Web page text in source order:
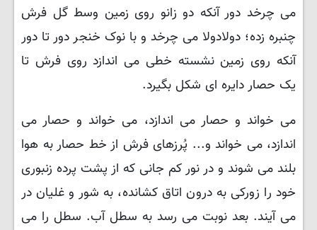
می چرخد دور آنکه دو زانو روی زمین وسط گل فرش
چنبره زده؛ دولادولا می چرخد و با نوک خنجر دور تا دور
آنکه روی زمین نشسته خطی می اندازد روی فرش تا
یک حصار دایره ای شکل بگیرد.
می خواند و حصار می اندازد، می خواند و حصار می
اندازد، می خواند و... پُرزهای فرش از خط حصار به هوا
بلند می شوند و در نور کم جانی که از پشت پرده زنبوری
خود را زورکی به درون اتاق کشانده، به شور و غلیان در
می آیند. بعد نوبت می رسد به سطل آب. سطل را می